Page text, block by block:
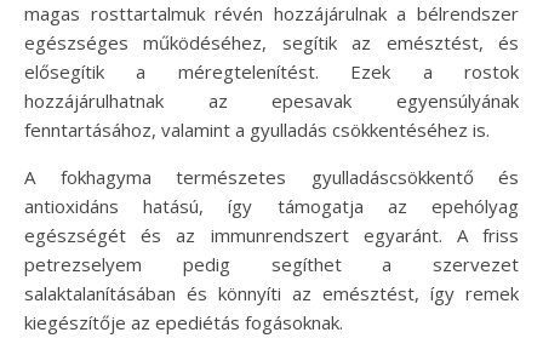
magas rosttartalmuk révén hozzájárulnak a bélrendszer
egészséges működéséhez, segítik az emésztést, és
elősegítik a méregtelenítést. Ezek a rostok
hozzájárulhatnak az epesavak egyensúlyának
fenntartásához, valamint a gyulladás csökkentéséhez is.
A fokhagyma természetes gyulladáscsökkentő és
antioxidáns hatású, így támogatja az epehólyag
egészségét és az immunrendszert egyaránt. A friss
petrezselyem pedig segíthet a szervezet
salaktalanításában és könnyíti az emésztést, így remek
kiegészítője az epediétás fogásoknak.